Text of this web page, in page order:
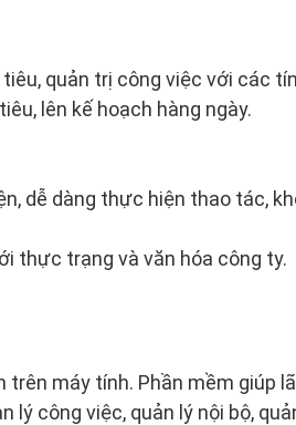
quản trị công việc với các
lên kế hoạch hàng ngày.
dễ dàng thực hiện thao tác,
thực trạng và văn hóa công ty.
máy tính. Phần mềm giúp
lý công việc, quản lý nội bộ,